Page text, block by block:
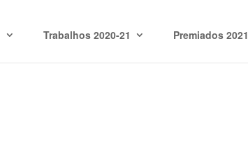
Trabalhos 2020-21 Premiados 2021